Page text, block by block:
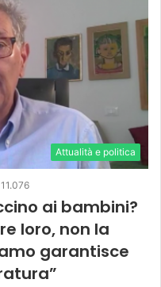
Attualità e politica
11.076
ai bambini?
loro, non la
garantisce